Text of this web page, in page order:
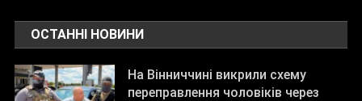
ОСТАННІ НОВИНИ
На Вінниччині викрили схему
переправлення чоловіків через